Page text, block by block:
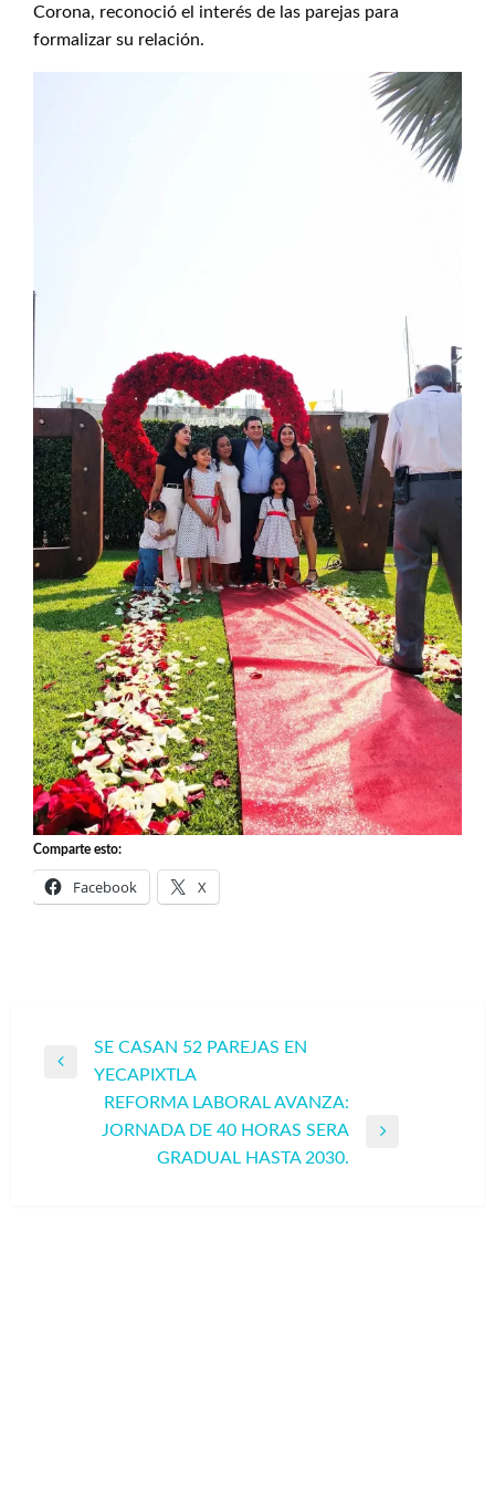
Corona, reconoció el interés de las parejas para
formalizar su relación.
Comparte esto:
Facebook X
Navegación
entradas
Entrada
SE CASAN 52 PAREJAS EN
YECAPIXTLA
REFORMA LABORAL AVANZA:
JORNADA DE 40 HORAS SERA
GRADUAL HASTA 2030.